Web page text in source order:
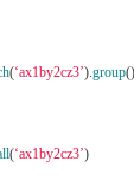
(‘ax1by2cz3’).group()
(‘ax1by2cz3’)